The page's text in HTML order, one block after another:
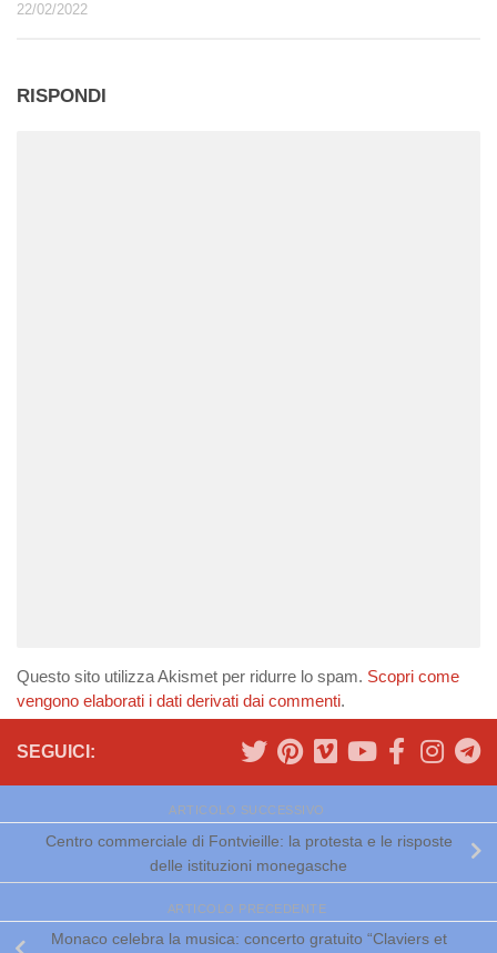
22/02/2022
RISPONDI
Questo sito utilizza Akismet per ridurre lo spam. Scopri come
vengono elaborati i dati derivati dai commenti.
SEGUICI:
ARTICOLO SUCCESSIVO
Centro commerciale di Fontvieille: la protesta e le risposte
delle istituzioni monegasche
ARTICOLO PRECEDENTE
Monaco celebra la musica: concerto gratuito “Claviers et